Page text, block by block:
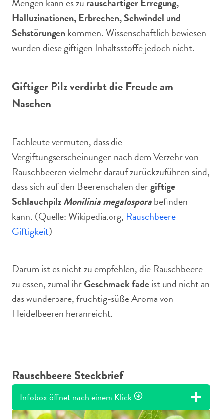
Mengen kann es zu rauschartiger Erregung,
Halluzinationen, Erbrechen, Schwindel und
Sehstörungenkommen. Wissenschaftlich bewiesen
wurden diese giftigen Inhaltsstoffe jedoch nicht.
Giftiger Pilz verdirbt die Freude am
Naschen
Fachleute vermuten, dass die
Vergiftungserscheinungen nach dem Verzehr von
Rauschbeeren vielmehr darauf zurückzuführen sind,
dass sich auf den Beerenschalen dergiftige
SchlauchpilzMonilinia megalosporabefinden
kann. (Quelle: Wikipedia.org, Rauschbeere
Giftigkeit)
Darum ist es nicht zu empfehlen, die Rauschbeere
zu essen, zumal ihrGeschmack fadeist und nicht an
das wunderbare, fruchtig-süße Aroma von
Heidelbeeren heranreicht.
Rauschbeere Steckbrief
Infobox öffnet nach einem Klick